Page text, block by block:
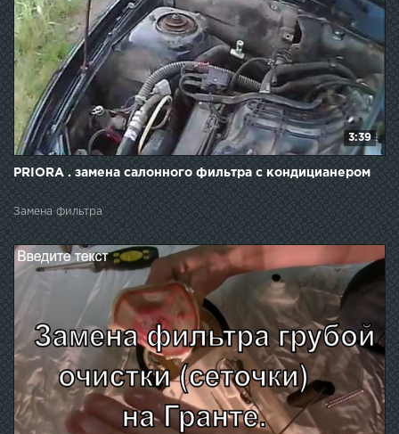
3:39
PRIORA . замена салонного фильтра с кондицианером
Замена фильтра